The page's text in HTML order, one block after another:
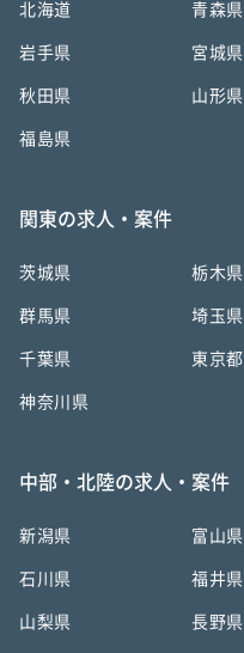
北海道 青森県
岩手県 宮城県
秋田県 山形県
福島県
関東の求人・案件
茨城県 栃木県
群馬県 埼玉県
千葉県 東京都
神奈川県
中部・北陸の求人・案件
新潟県 富山県
石川県 福井県
山梨県 長野県